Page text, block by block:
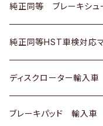
ＢＭＷ
三菱
スバル
マツダ
三菱
スバル
いすゞ
ダイハツ
マツダ
三菱
日産
ダイハツ
マツダ
三菱
日産
いすゞ
ダイハツ
マツダ
ホンダ
スズキ
日産
ダイハツ
トヨタ
ホンダ
スズキ
日産
純正同等 ブレーキシュー
ホンダ
スズキ
日産
純正同等HST車検対応
トヨタ
ホンダ
ディスクローター輸入車
ＡＵＤＩ
ブレーキパッド 輸入車